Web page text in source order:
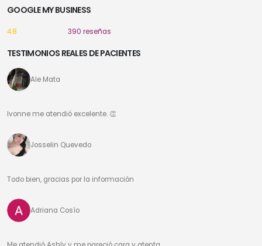
GOOGLE MY BUSINESS
4.8 390 reseñas
TESTIMONIOS REALES DE PACIENTES
Ale Mata
Ivonne me atendió excelente. 👏
Josselin Quevedo
Todo bien, gracias por la información
Adriana Cosìo